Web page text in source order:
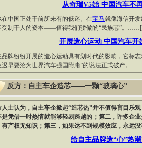
从奇瑞V5始 中国汽车不
国正处于前所未有的低迷。在宝马就像海信开
受制于人的资本——值得我们骄傲的“民族芯”。……[
开展造心运动 中国汽车开
纷纷开展的造心运动具有划时代的影响，它标志
迟早要沦为世界汽车强国附庸”的说法正式破产。
反方：自主车企造芯——一颗“玻璃心”
人士认为，自主车企掀起“造芯热”并不值得盲目乐
是凭借一时热情就能够轻易跨越的；第二，许多企
有产权无知识；第三，如果达不到规模效应，永远
给自主品牌造“心”热